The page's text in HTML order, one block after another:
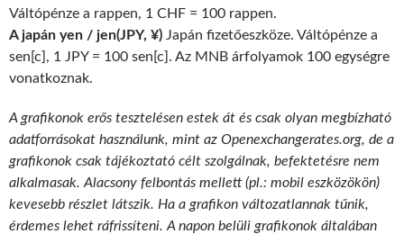
Váltópénze a rappen, 1 CHF = 100 rappen.
A japán yen / jen(JPY, ¥) Japán fizetőeszköze. Váltópénze a
sen[c], 1 JPY = 100 sen[c]. Az MNB árfolyamok 100 egységre
vonatkoznak.
A grafikonok erős tesztelésen estek át és csak olyan megbízható
adatforrásokat használunk, mint az Openexchangerates.org, de a
grafikonok csak tájékoztató célt szolgálnak, befektetésre nem
alkalmasak. Alacsony felbontás mellett (pl.: mobil eszközökön)
kevesebb részlet látszik. Ha a grafikon változatlannak tűnik,
érdemes lehet ráfrissíteni. A napon belüli grafikonok általában